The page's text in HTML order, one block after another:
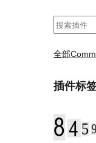
搜
全部
插件标